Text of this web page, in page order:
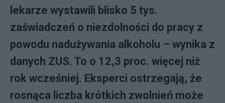
lekarze wystawili blisko 5 tys.
zaświadczeń o niezdolności do pracy z
powodu nadużywania alkoholu – wynika z
danych ZUS. To o 12,3 proc. więcej niż
rok wcześniej. Eksperci ostrzegają, że
rosnąca liczba krótkich zwolnień może